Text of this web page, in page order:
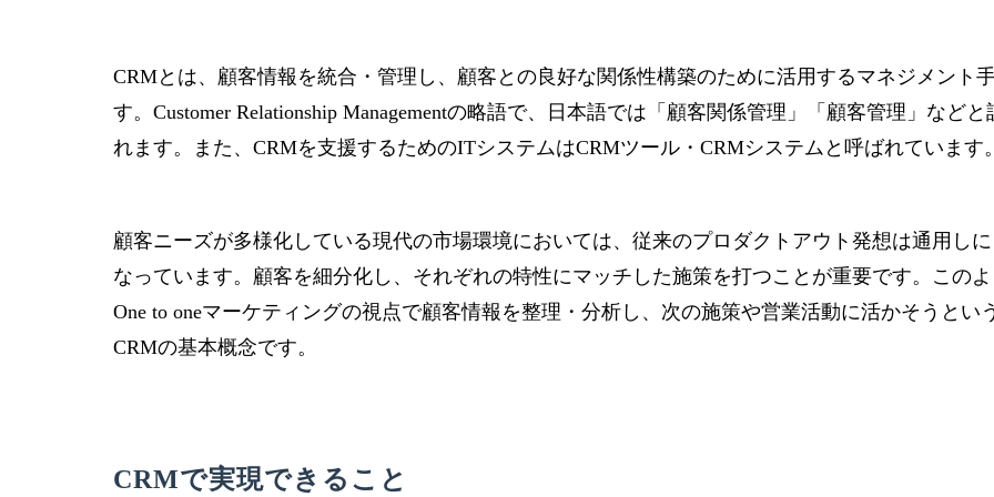
CRMとは、顧客情報を統合・管理し、顧客との良好な関係性構築のために活用するマネジメント
す。Customer Relationship Managementの略語で、日本語では「顧客関係管理」「顧客管理」などと
れます。また、CRMを支援するためのITシステムはCRMツール・CRMシステムと呼ばれています
顧客ニーズが多様化している現代の市場環境においては、従来のプロダクトアウト発想は通用し
なっています。顧客を細分化し、それぞれの特性にマッチした施策を打つことが重要です。この
One to oneマーケティングの視点で顧客情報を整理・分析し、次の施策や営業活動に活かそうとい
CRMの基本概念です。
CRMで実現できること